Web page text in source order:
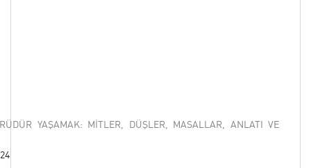
YAŞAMAK: MİTLER, DÜŞLER, MASALLAR, ANLATI VE